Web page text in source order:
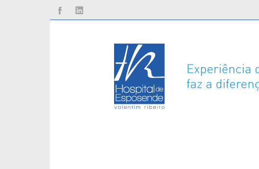
Facebook